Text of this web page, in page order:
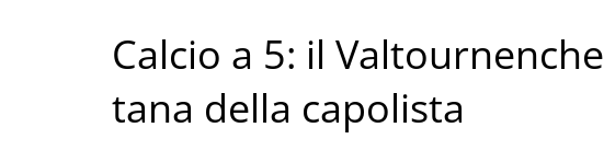
Calcio a 5: il
tana della capolista